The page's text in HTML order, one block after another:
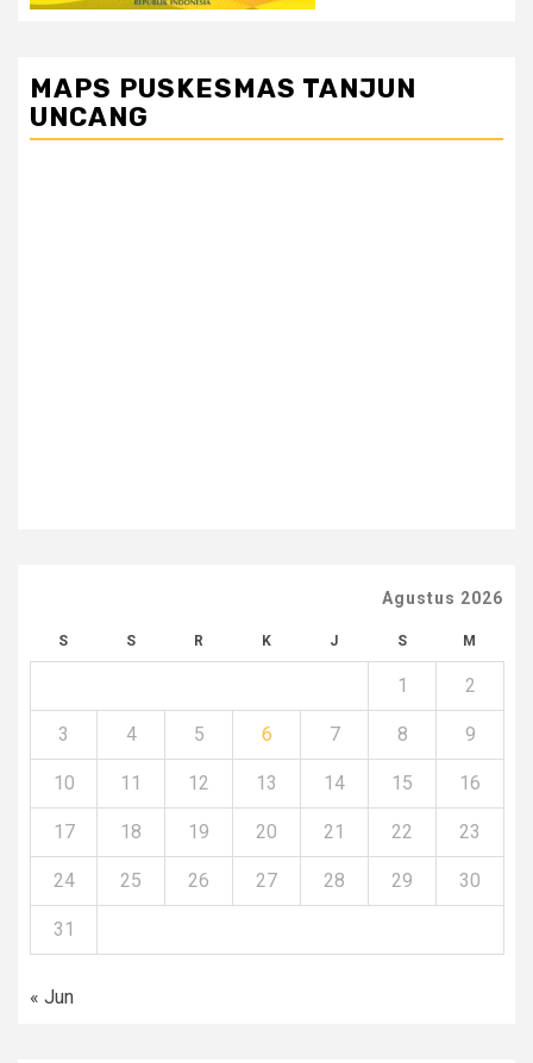
MAPS PUSKESMAS TANJUN
UNCANG
Agustus 2026
S S R K J S M
1 2
3 4 5 6 7 8 9
10 11 12 13 14 15 16
17 18 19 20 21 22 23
24 25 26 27 28 29 30
31
« Jun